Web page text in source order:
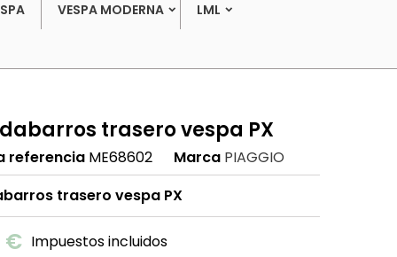
VESPA MODERNA LML
trasero vespa PX
referencia ME68602 Marca PIAGGIO
trasero vespa PX
€ Impuestos incluidos